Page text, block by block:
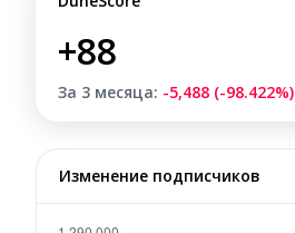
+88
За 3 месяца: -5,488 (-98.422%)
Изменение подписчиков